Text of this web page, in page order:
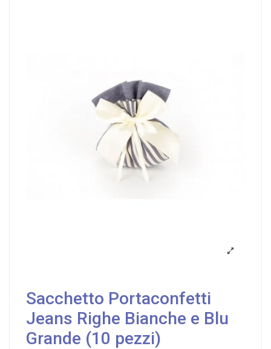
Sacchetto Portaconfetti
Jeans Righe Bianche e Blu
Grande (10 pezzi)